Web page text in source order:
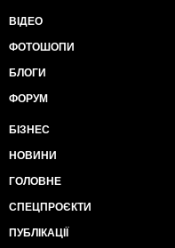
ВІДЕО
ФОТОШОПИ
БЛОГИ
ФОРУМ
БІЗНЕС
НОВИНИ
ГОЛОВНЕ
СПЕЦПРОЄКТИ
ПУБЛІКАЦІЇ